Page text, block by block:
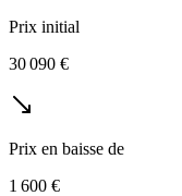
Prix initial
30 090 €
Prix en baisse de
1 600 €